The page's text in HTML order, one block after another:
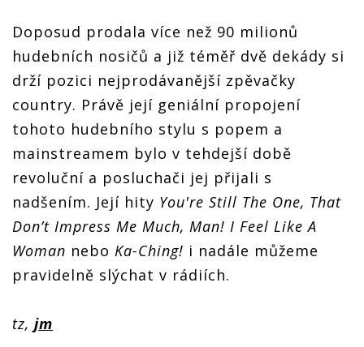
Doposud prodala více než 90 milionů
hudebních nosičů a již téměř dvě dekády si
drží pozici nejprodávanější zpěvačky
country. Právě její geniální propojení
tohoto hudebního stylu s popem a
mainstreamem bylo v tehdejší době
revoluční a posluchači jej přijali s
nadšením. Její hity You're Still The One, That
Don’t Impress Me Much, Man! I Feel Like A
Woman nebo Ka-Ching! i nadále můžeme
pravidelně slýchat v rádiích.
tz, jm